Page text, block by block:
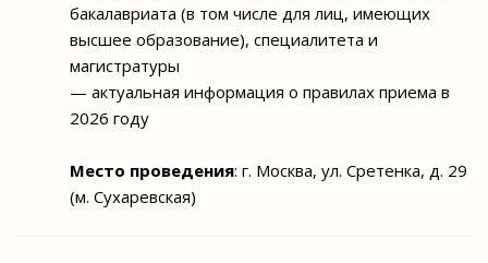
бакалавриата (в том числе для лиц, имеющих
высшее образование), специалитета и
магистратуры
— актуальная информация о правилах приема в
2026 году
Место проведения: г. Москва, ул. Сретенка, д. 29
(м. Сухаревская)